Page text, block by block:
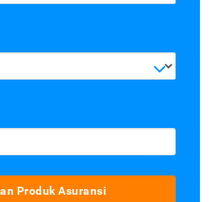
Tampilkan Produk Asuransi